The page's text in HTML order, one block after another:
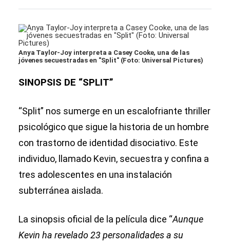
Anya Taylor-Joy interpreta a Casey Cooke, una de las
jóvenes secuestradas en "Split" (Foto: Universal Pictures)
SINOPSIS DE “SPLIT”
“Split” nos sumerge en un escalofriante thriller
psicológico que sigue la historia de un hombre
con trastorno de identidad disociativo. Este
individuo, llamado Kevin, secuestra y confina a
tres adolescentes en una instalación
subterránea aislada.
La sinopsis oficial de la película dice “Aunque
Kevin ha revelado 23 personalidades a su